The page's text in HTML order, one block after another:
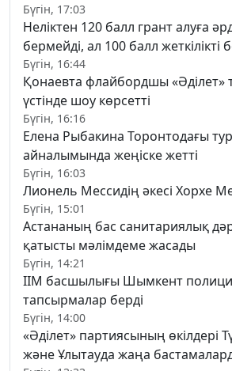
Бүгін, 17:03
Неліктен 120 балл грант алуға
бермейді, ал 100 балл жеткілікті
Бүгін, 16:44
Қонаевта флайбордшы «Әділет»
үстінде шоу көрсетті
Бүгін, 16:16
Елена Рыбакина Торонтодағы
айналымында жеңіске жетті
Бүгін, 16:03
Лионель Мессидің әкесі Хорхе
Бүгін, 15:01
Астананың бас санитариялық
қатысты мәлімдеме жасады
Бүгін, 14:21
ІІМ басшылығы Шымкент
тапсырмалар берді
Бүгін, 14:00
«Әділет» партиясының өкілдері
және Ұлытауда жаңа